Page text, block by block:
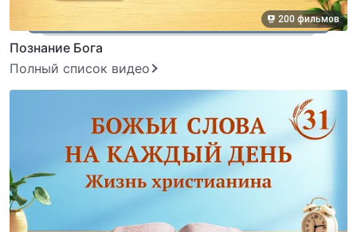
200 фильмов
Познание Бога
Полный список видео